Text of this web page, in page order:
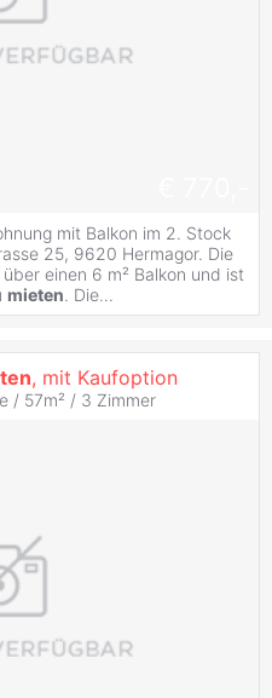
mit Balkon im 2. Stock
25, 9620 Hermagor. Die
einen 6 m² Balkon und ist
mieten. Die...
, mit Kaufoption
/ 57m² / 3 Zimmer